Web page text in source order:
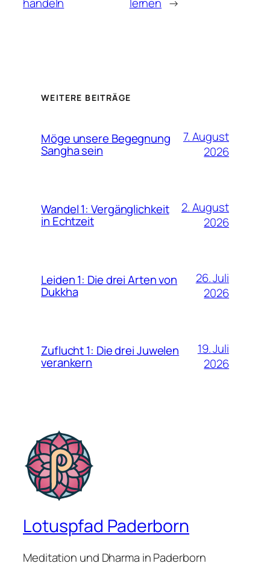
handeln
lernen →
WEITERE BEITRÄGE
Möge unsere Begegnung
Sangha sein
7. August
2026
Wandel 1: Vergänglichkeit
in Echtzeit
2. August
2026
Leiden 1: Die drei Arten von
Dukkha
26. Juli
2026
Zuflucht 1: Die drei Juwelen
verankern
19. Juli
2026
Lotuspfad Paderborn
Meditation und Dharma in Paderborn